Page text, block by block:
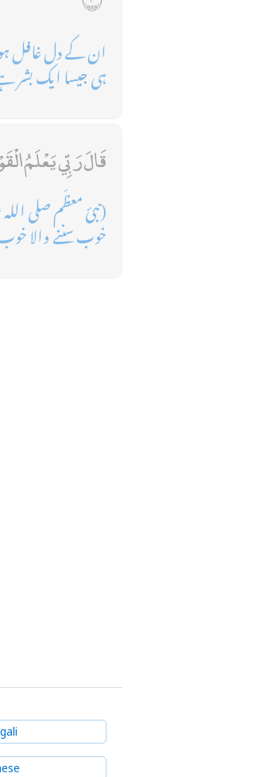
ان کے دل غافل
ہی جیسا ایک بشر
قَالَ رَبِّي يَعْلَمُ
(نبئ معظّم صلی
خوب سننے والا